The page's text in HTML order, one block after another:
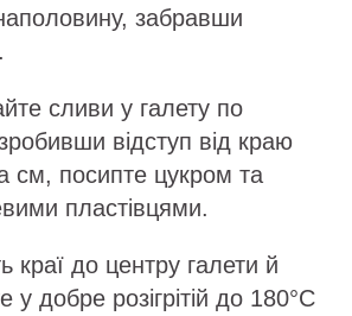
забравши
сливи у галету по
відступ від краю
см, посипте цукром та
пластівцями.
краї до центру галети й
у добре розігрітій до 180°C